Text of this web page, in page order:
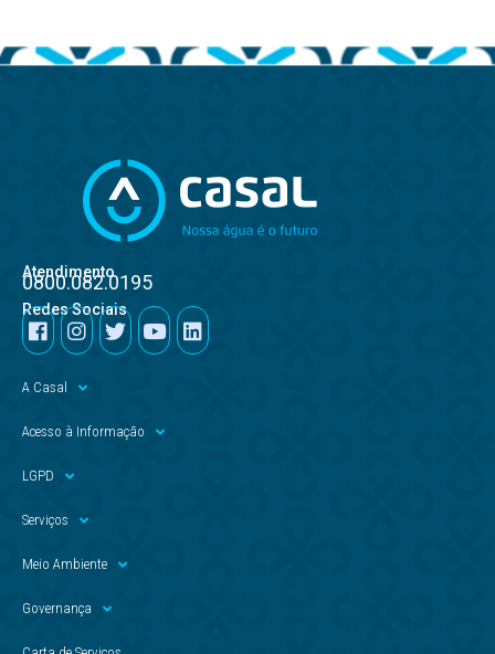
Atendimento
0800.082.0195
Redes Sociais
A Casal
Acesso à Informação
LGPD
Serviços
Meio Ambiente
Governança